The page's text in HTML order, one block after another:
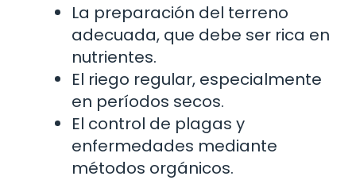
La preparación del terreno
adecuada, que debe ser rica en
nutrientes.
El riego regular, especialmente
en períodos secos.
El control de plagas y
enfermedades mediante
métodos orgánicos.